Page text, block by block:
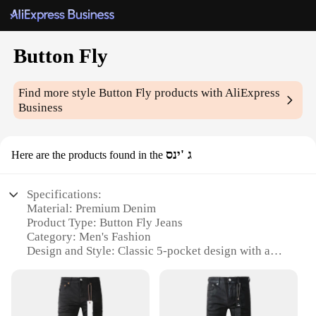
Button Fly
Find more styleButton Fly products with AliExpress
Business
Here are the products found in the ג 'ינס
Specifications:
Material: Premium Denim
Product Type: Button Fly Jeans
Category: Men's Fashion
Design and Style: Classic 5-pocket design with a
Usage and Purpose: Versatile for casual and semi-
formal occasions
Performance and Property: Durable and